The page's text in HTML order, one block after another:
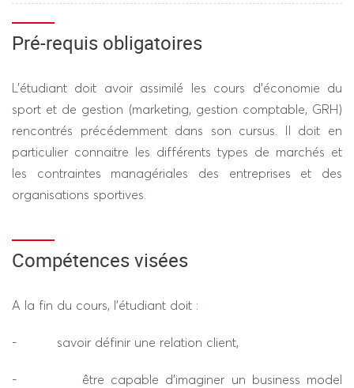
---------------- SESSION 2 ----------------
REGIME STANDARD / DEROGATOIRE
Pré-requis obligatoires
L’étudiant doit avoir assimilé les cours d’économie du
sport et de gestion (marketing, gestion comptable, GRH)
rencontrés précédemment dans son cursus. Il doit en
particulier connaitre les différents types de marchés et
les contraintes managériales des entreprises et des
organisations sportives.
Compétences visées
A la fin du cours, l’étudiant doit :
- savoir définir une relation client,
- être capable d’imaginer un business model